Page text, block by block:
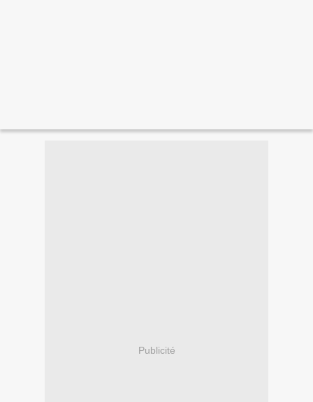
Publicité